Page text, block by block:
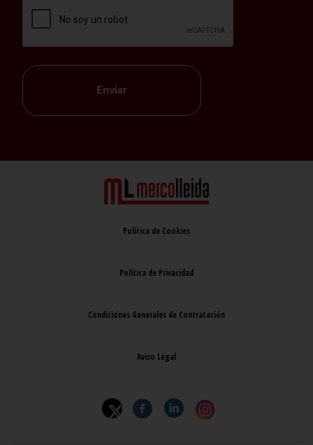
Enviar
Política de Cookies
Política de Privacidad
Condiciones Generales de Contratación
Aviso Legal